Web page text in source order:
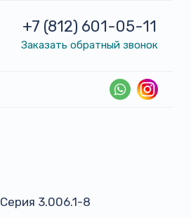
+7 (812) 601-05-11
Заказать обратный звонок
Серия 3.006.1-8